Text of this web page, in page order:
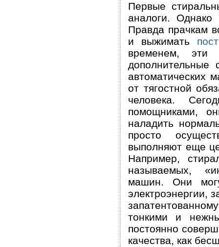
Первые
аналоги. Однако
Правда прачкам
и выжимать
временем, эти
дополнительные
автоматических
от тягостной
человека.
помощниками,
наладить
просто
выполняют еще
Например,
называемых,
машин. Они
электроэнергии,
тонкими и
постоянно
качества, как